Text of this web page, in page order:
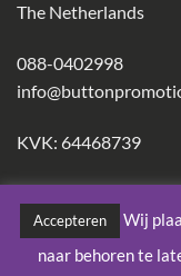
The Netherlands
088-0402998
KVK: 64468739
IDeal
Accepteren
Wij
naar behoren te